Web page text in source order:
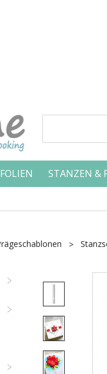
STANZEN &